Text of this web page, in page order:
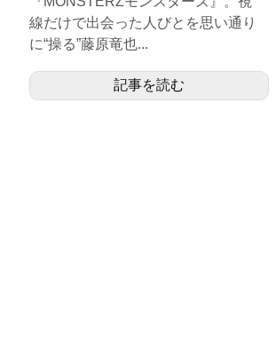
線だけで出会った人びとを思い通り
に“操る”藤原竜也...
記事を読む